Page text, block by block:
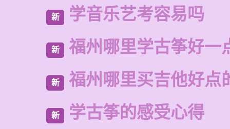
新 学音乐艺考容易吗
新 福州哪里学古筝好一
新 福州哪里买吉他好点
新 学古筝的感受心得